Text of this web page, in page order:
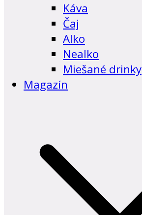
Káva
Čaj
Alko
Nealko
Miešané drinky
Magazín